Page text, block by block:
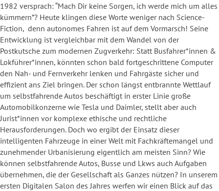
1982 versprach: “Mach Dir keine Sorgen, ich werde mich um alles
kümmern”? Heute klingen diese Worte weniger nach Science-
Fiction, denn autonomes Fahren ist auf dem Vormarsch! Seine
Entwicklung ist vergleichbar mit dem Wandel von der
Postkutsche zum modernen Zugverkehr: Statt Busfahrer*innen &
Lokführer*innen, könnten schon bald fortgeschrittene Computer
den Nah- und Fernverkehr lenken und Fahrgäste sicher und
effizient ans Ziel bringen. Der schon längst entbrannte Wettlauf
um selbstfahrende Autos beschäftigt in erster Linie große
Automobilkonzerne wie Tesla und Daimler, stellt aber auch
Jurist*innen vor komplexe ethische und rechtliche
Herausforderungen. Doch wo ergibt der Einsatz dieser
intelligenten Fahrzeuge in einer Welt mit Fachkräftemangel und
zunehmender Urbanisierung eigentlich am meisten Sinn? Wie
können selbstfahrende Autos, Busse und Lkws auch Aufgaben
übernehmen, die der Gesellschaft als Ganzes nützen? In unserem
ersten Digitalen Salon des Jahres werfen wir einen Blick auf das